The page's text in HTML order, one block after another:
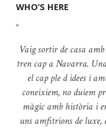
WHO’S HERE
Vaig sortir de casa
tren cap a Navarra.
el cap ple d idees i
coneixiem, no duiem
màgic amb història i
uns amfitrions de